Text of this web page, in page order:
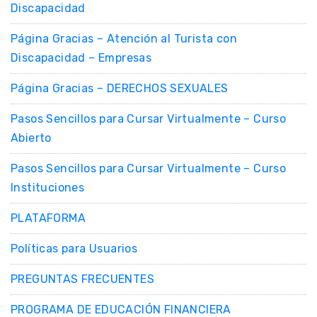
Discapacidad​
Página Gracias – Atención al Turista con
Discapacidad​ – Empresas
Página Gracias – DERECHOS SEXUALES
Pasos Sencillos para Cursar Virtualmente – Curso
Abierto
Pasos Sencillos para Cursar Virtualmente – Curso
Instituciones
PLATAFORMA
Políticas para Usuarios
PREGUNTAS FRECUENTES
PROGRAMA DE EDUCACIÓN FINANCIERA